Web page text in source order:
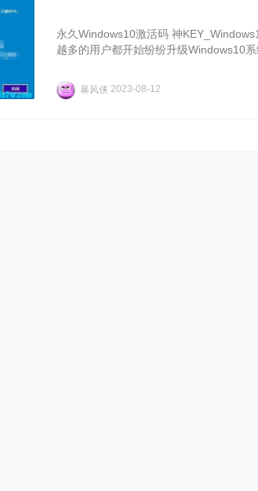
永久Windows10激活码 神
越多的用户都开始纷纷升级Windows10
暴风侠2023-08-12